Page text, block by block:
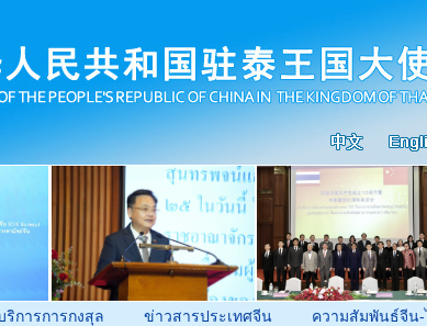
ริการการกงสุล ข่าวสารประเทศจีน ความสัมพันธ์จีน-